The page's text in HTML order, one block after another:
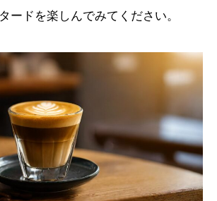
ードを楽しんでみてください。